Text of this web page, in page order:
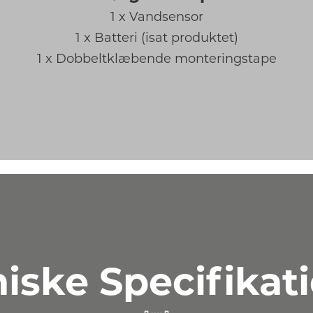
1 x Vandsensor
1 x Batteri (isat produktet)
1 x Dobbeltklæbende monteringstape